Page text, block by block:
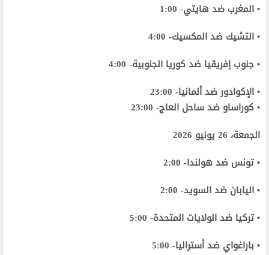
• المغرب ضد هايتي- 1:00
• التشيك ضد المكسيك- 4:00
• جنوب إفريقيا ضد كوريا الجنوبية- 4:00
• الإكوادور ضد ألمانيا- 23:00
• كوراساو ضد ساحل العاج- 23:00
الجمعة، 26 يونيو 2026
• تونس ضد هولندا- 2:00
• اليابان ضد السويد- 2:00
• تركيا ضد الولايات المتحدة- 5:00
• باراغواي ضد أستراليا- 5:00